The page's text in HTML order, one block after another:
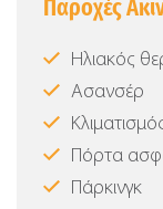
Παροχές
Ηλιακός
Ασανσέρ
Πόρτα
Πάρκινγκ